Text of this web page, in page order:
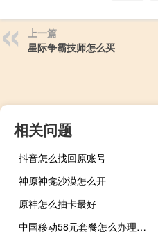
上一篇
星际争霸技师怎么买
相关问题
抖音怎么找回原账号
神原神龛沙漠怎么开
原神怎么抽卡最好
中国移动58元套餐怎么办理（中国移动58元套餐介绍）